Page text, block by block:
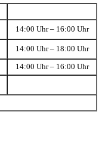
14:00 Uhr – 16:00 Uhr
14:00 Uhr – 18:00 Uhr
14:00 Uhr – 16:00 Uhr